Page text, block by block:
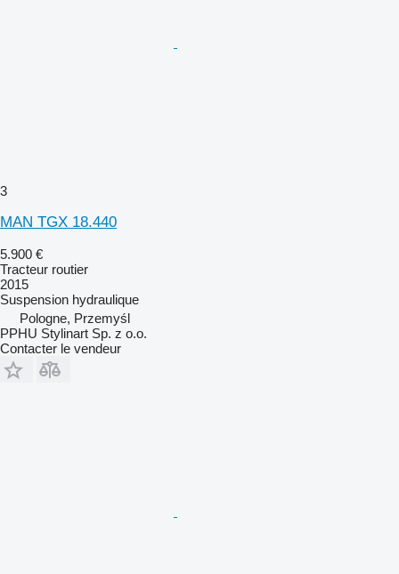
3
MAN TGX 18.440
5.900 €
Tracteur routier
2015
Suspension hydraulique
Pologne, Przemyśl
PPHU Stylinart Sp. z o.o.
Contacter le vendeur